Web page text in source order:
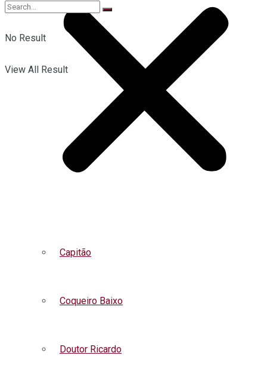
Capitão
Coqueiro Baixo
Doutor Ricardo
No Result
View All Result